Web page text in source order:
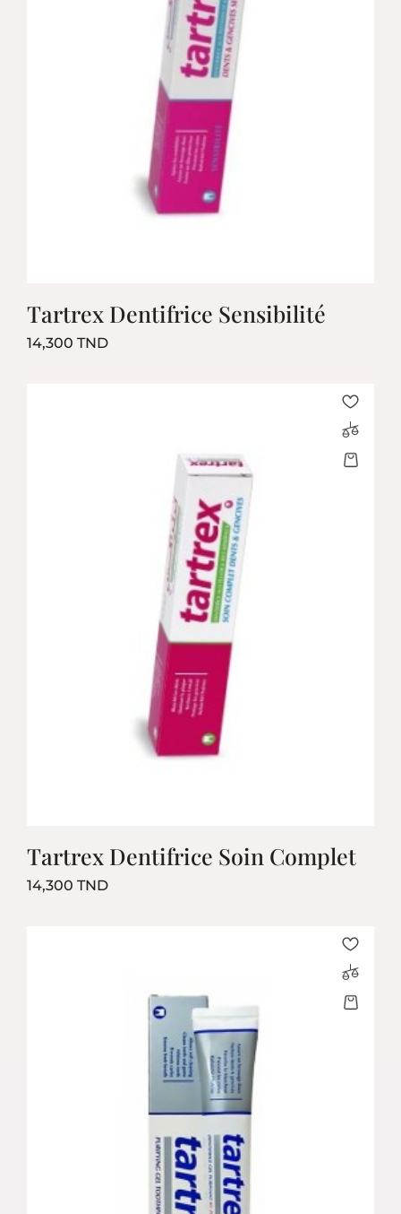
Tartrex Dentifrice Sensibilité
14,300 TNDPrix
Tartrex Dentifrice Soin Complet
14,300 TNDPrix